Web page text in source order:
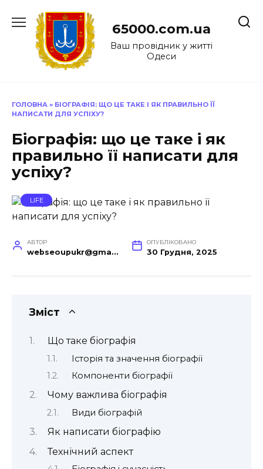
до
65000.com.ua
Ваш провідник у житті
Одеси
ГОЛОВНА » БІОГРАФІЯ: ЩО ЦЕ ТАКЕ І ЯК ПРАВИЛЬНО ЇЇ
НАПИСАТИ ДЛЯ УСПІХУ?
Біографія: що це таке і як
правильно її написати для
успіху?
LIFE
АВТОР
webseoupukr@gmail.com
ОПУБЛІКОВАНО
30 Грудня, 2025
Зміст
Що таке біографія
Історія та значення біографії
Компоненти біографії
Чому важлива біографія
Види біографій
Як написати біографію
Технічний аспект